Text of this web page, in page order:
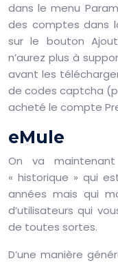
dans le menu
des comptes dans
sur le bouton
n’aurez plus à
avant les
de codes captcha
acheté le compte
eMule
On va maintenant
« historique » qui
années mais qui
d’utilisateurs qui
de toutes sortes.
D’une manière